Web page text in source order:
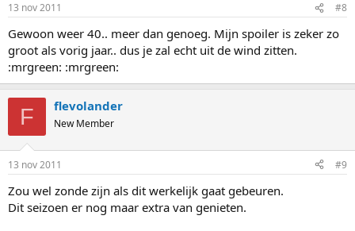
13 nov 2011 #8
Gewoon weer 40.. meer dan genoeg. Mijn spoiler is zeker zo
groot als vorig jaar.. dus je zal echt uit de wind zitten.
:mrgreen: :mrgreen:
F flevolander
New Member
13 nov 2011 #9
Zou wel zonde zijn als dit werkelijk gaat gebeuren.
Dit seizoen er nog maar extra van genieten.